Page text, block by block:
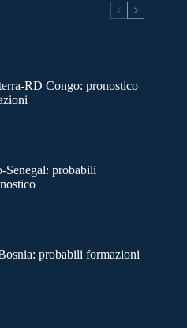
RD Congo: pronostico
probabili
probabili formazioni